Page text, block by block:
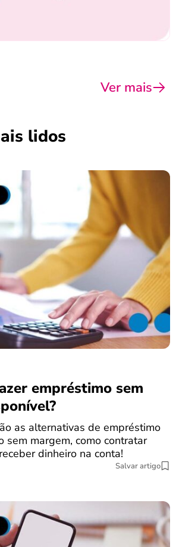
Ver mais
lidos
empréstimo sem
as alternativas de empréstimo
sem margem, como contratar
dinheiro na conta!
Salvar artigo